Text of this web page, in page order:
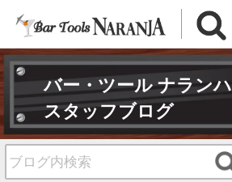
バー・ツール ナランハ
スタッフブログ